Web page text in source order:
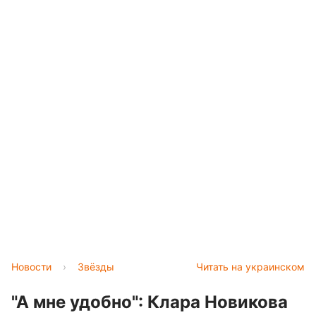
Читать на украинском
Новости › Звёзды
"А мне удобно": Клара Новикова